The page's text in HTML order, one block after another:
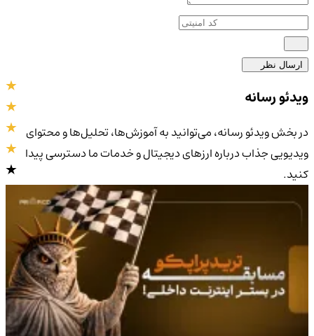
ارسال نظر
4.9/5
ویدئو رسانه
در بخش ویدئو رسانه، می‌توانید به آموزش‌ها، تحلیل‌ها و محتوای
ویدیویی جذاب درباره ارزهای دیجیتال و خدمات ما دسترسی پیدا
کنید.